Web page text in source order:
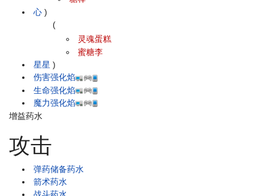
心 )
星星
(
灵魂蛋糕
蜜糖李
)
伤害强化焰
生命强化焰
魔力强化焰
增益药水
攻击
弹药储备药水
箭术药水